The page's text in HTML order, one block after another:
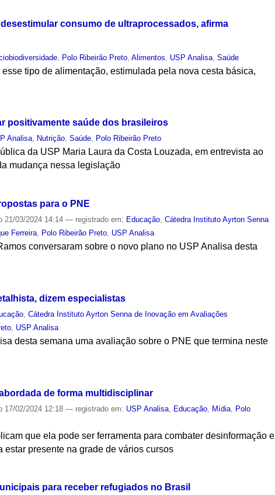
consumo de ultraprocessados, afirma
Polo Ribeirão Preto ,Alimentos USP Analisa ,Saúde
tipo de alimentação, estimulada pela nova cesta básica,
positivamente saúde dos brasileiros
Analisa, Nutrição,Saúde, Polo Ribeirão Preto
da USP Maria Laura da Costa Louzada, em entrevista ao
mudança nessa legislação
para o PNE
21/03/2024 14:14— registrado em: Educação,Cátedra Instituto Ayrton Senna
Ferreira, Polo Ribeirão Preto, USP Analisa
conversaram sobre o novo plano no USP Analisa desta
dizem especialistas
,Cátedra Instituto Ayrton Senna de Inovação em Avaliações
USP Analisa
desta semana uma avaliação sobre o PNE que termina neste
de forma multidisciplinar
17/02/2024 12:18— registrado em: USP Analisa Educação Mídia Polo
que ela pode ser ferramenta para combater desinformação e
presente na grade de vários cursos
para receber refugiados no Brasil